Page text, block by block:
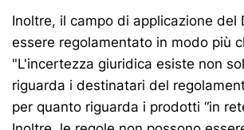
Inoltre, il campo di applicazione del
essere regolamentato in modo più
"L'incertezza giuridica esiste non
riguarda i destinatari del
per quanto riguarda i prodotti “in